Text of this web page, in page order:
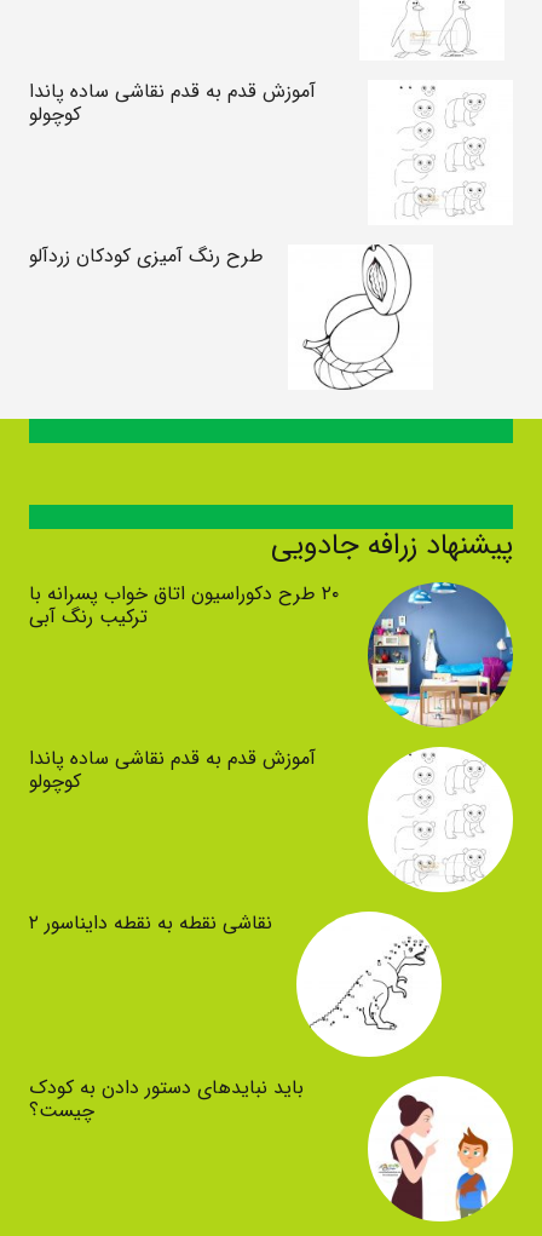
آموزش قدم به قدم نقاشی ساده پاندا
کوچولو
طرح رنگ آمیزی کودکان زردآلو
پیشنهاد زرافه جادویی
۲۰ طرح دکوراسیون اتاق خواب پسرانه با
ترکیب رنگ آبی
آموزش قدم به قدم نقاشی ساده پاندا
کوچولو
نقاشی نقطه به نقطه دایناسور ۲
باید نبایدهای دستور دادن به کودک
چیست؟